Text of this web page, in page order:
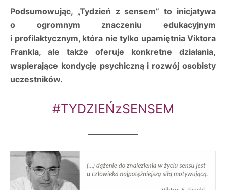
Podsumowując, „Tydzień z sensem” to inicjatywa
o ogromnym znaczeniu edukacyjnym
i profilaktycznym, która nie tylko upamiętnia Viktora
Frankla, ale także oferuje konkretne działania,
wspierające kondycję psychiczną i rozwój osobisty
uczestników.
#TYDZIEŃzSENSEM